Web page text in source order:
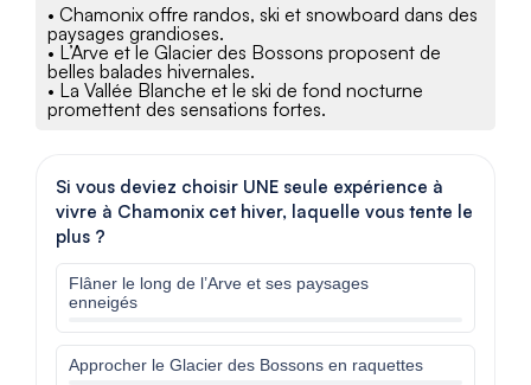
• Chamonix offre randos, ski et snowboard dans des
paysages grandioses.
• L’Arve et le Glacier des Bossons proposent de
belles balades hivernales.
• La Vallée Blanche et le ski de fond nocturne
promettent des sensations fortes.
Si vous deviez choisir UNE seule expérience à
vivre à Chamonix cet hiver, laquelle vous tente le
plus ?
Flâner le long de l’Arve et ses paysages
enneigés
Approcher le Glacier des Bossons en raquettes